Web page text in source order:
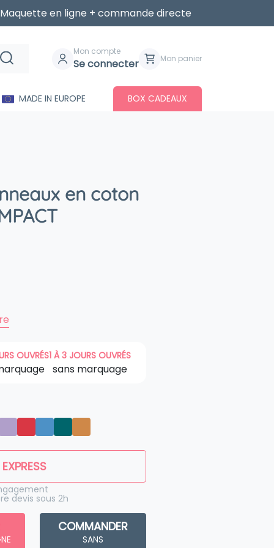
Maquette en ligne + commande directe
Mon compte
Se connecter Mon panier
MADE IN EUROPE BOX CADEAUX
en coton
OUVRÉS1 À 3 JOURS OUVRÉS
sans marquage
devis sous 2h
COMMANDER
SANS